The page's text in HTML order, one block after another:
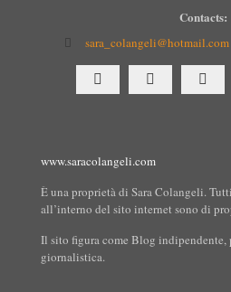
Contacts:
sara_colangeli@hotmail.com
www.saracolangeli.com
È una proprietà di Sara Colangeli.
all’interno del sito internet sono di
Il sito figura come Blog indipendente,
giornalistica.